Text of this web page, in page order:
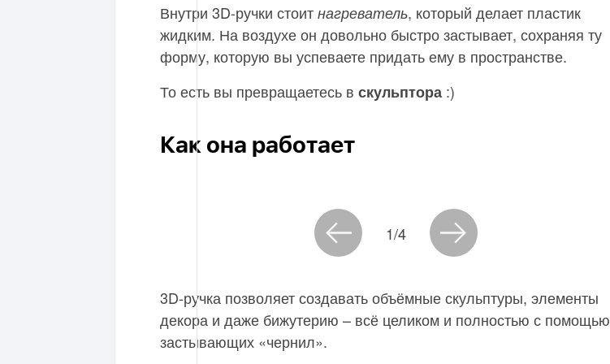
Внутри 3D-ручки стоит нагреватель, который делает пластик
жидким. На воздухе он довольно быстро застывает, сохраняя ту
форму, которую вы успеваете придать ему в пространстве.
То есть вы превращаетесь в скульптора :)
Как она работает
1/4
3D-ручка позволяет создавать объёмные скульптуры, элементы
декора и даже бижутерию – всё целиком и полностью с помощью
застывающих «чернил».